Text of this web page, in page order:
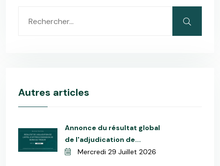
Autres articles
Annonce du résultat global
de l'adjudication de...
Mercredi 29 Juillet 2026